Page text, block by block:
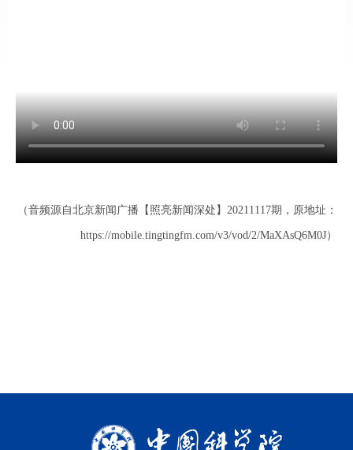
（音频源自北京新闻广播【照亮新闻深处】20211117期，原地址：
https://mobile.tingtingfm.com/v3/vod/2/MaXAsQ6M0J）